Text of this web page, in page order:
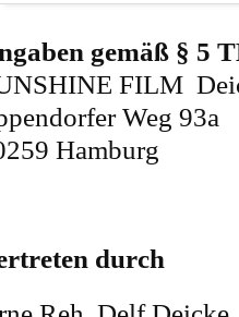
gemäß § 5
FILM
Weg 93a
Hamburg
durch